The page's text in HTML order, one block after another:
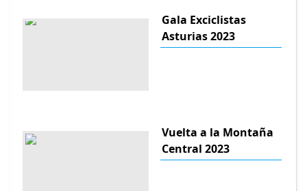
Gala Exciclistas
Asturias 2023
Vuelta a la Montaña
Central 2023